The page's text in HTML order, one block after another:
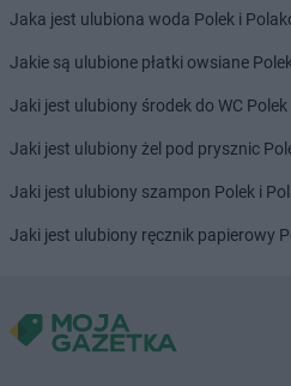
Jaka jest ulubiona woda Polek i
Jakie są ulubione płatki owsiane
Jaki jest ulubiony środek do WC
Jaki jest ulubiony żel pod prysznic
Jaki jest ulubiony szampon Polek i
Jaki jest ulubiony ręcznik papierowy